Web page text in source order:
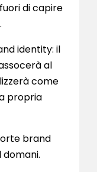
di capire
identity: il
al
come
propria
brand
domani.